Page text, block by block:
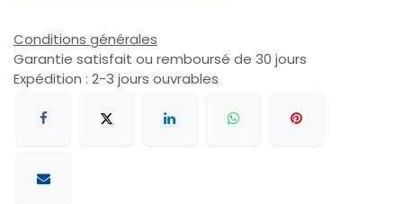
Conditions générales
Garantie satisfait ou remboursé de 30 jours
Expédition : 2-3 jours ouvrables